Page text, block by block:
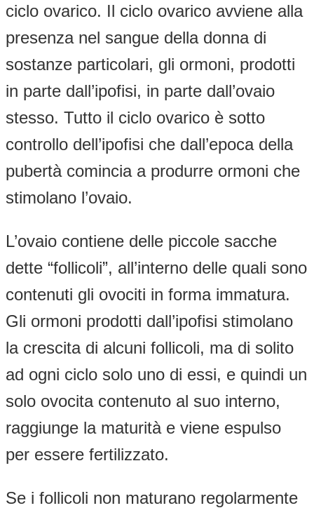
ciclo ovarico. Il ciclo ovarico avviene alla
presenza nel sangue della donna di
sostanze particolari, gli ormoni, prodotti
in parte dall’ipofisi, in parte dall’ovaio
stesso. Tutto il ciclo ovarico è sotto
controllo dell’ipofisi che dall’epoca della
pubertà comincia a produrre ormoni che
stimolano l’ovaio.
L’ovaio contiene delle piccole sacche
dette “follicoli”, all’interno delle quali sono
contenuti gli ovociti in forma immatura.
Gli ormoni prodotti dall’ipofisi stimolano
la crescita di alcuni follicoli, ma di solito
ad ogni ciclo solo uno di essi, e quindi un
solo ovocita contenuto al suo interno,
raggiunge la maturità e viene espulso
per essere fertilizzato.
Se i follicoli non maturano regolarmente